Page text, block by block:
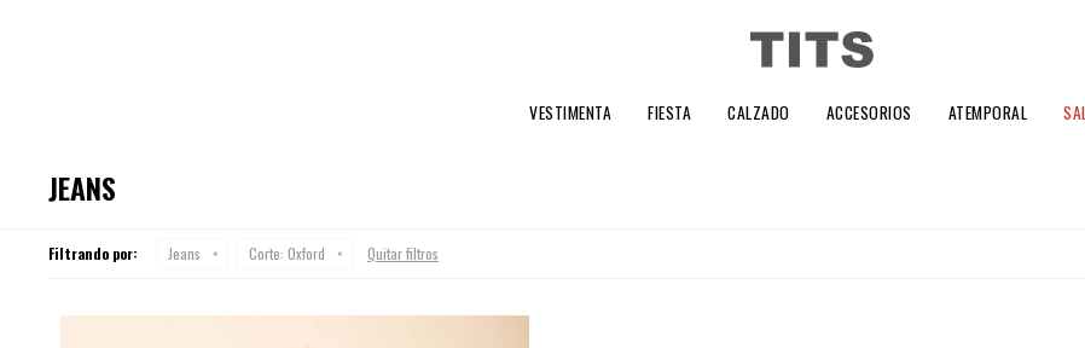
VESTIMENTA FIESTA CALZADO ACCESORIOS ATEMPORAL
JEANS
Filtrando por: Jeans Corte: Oxford Quitar filtros